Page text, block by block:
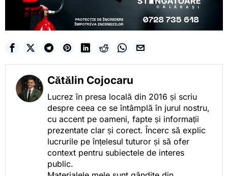
Cătălin Cojocaru
Lucrez în presa locală din 2016 și scriu
despre ceea ce se întâmplă în jurul nostru,
cu accent pe oameni, fapte și informații
prezentate clar și corect. Încerc să explic
lucrurile pe înțelesul tuturor și să ofer
context pentru subiectele de interes
public.